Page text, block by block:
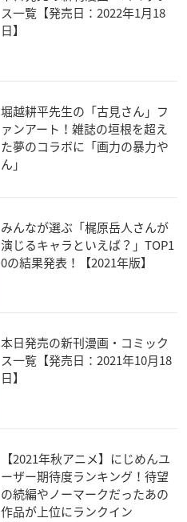
ス一覧【発売日：2022年1月18
日】
堀越耕平先生の「古見さん」フ
ァンアート！雑誌の垣根を超え
た夢のコラボに「画力の暴力や
ん」
みんなが選ぶ「梶原岳人さんが
演じるキャラといえば？」TOP1
0の結果発表！【2021年版】
本日発売の新刊漫画・コミック
ス一覧【発売日：2021年10月18
日】
【2021年秋アニメ】にじめんユ
ーザー期待度ランキング！待望
の続編やノーマークだったあの
作品が上位にランクイン